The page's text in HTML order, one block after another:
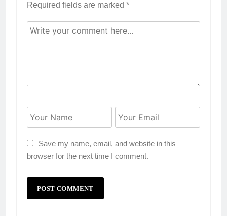
Required fields are marked *
Save my name, email, and website in this
browser for the next time I comment.